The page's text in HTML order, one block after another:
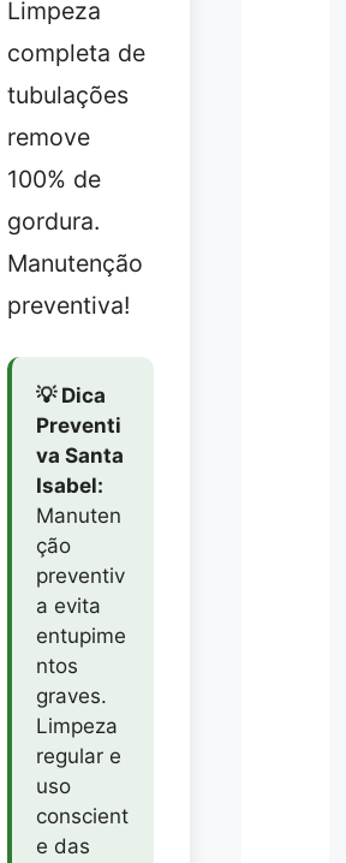
Limpeza
completa de
tubulações
remove
100% de
gordura.
Manutenção
preventiva!
💡 Dica
Preventi
va Santa
Isabel:
Manuten
ção
preventiv
a evita
entupime
ntos
graves.
Limpeza
regular e
uso
conscient
e das